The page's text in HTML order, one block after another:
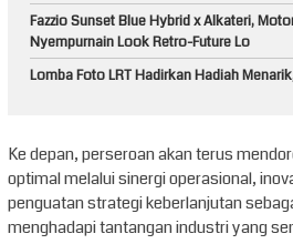
Fazzio Sunset Blue Hybrid x Alkateri,
Nyempurnain Look Retro-Future Lo
Lomba Foto LRT Hadirkan Hadiah
Ke depan, perseroan akan terus
optimal melalui sinergi operasional,
penguatan strategi keberlanjutan
menghadapi tantangan industri yang